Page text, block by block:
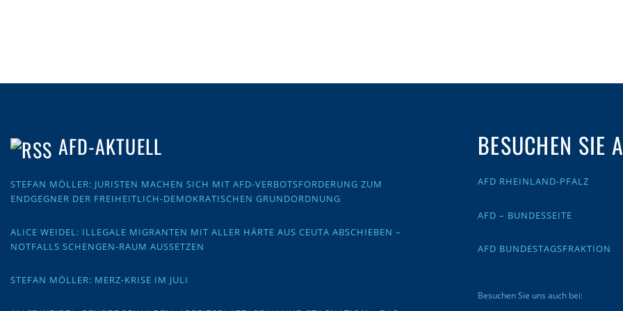
AFD-AKTUELL
STEFAN MÖLLER: JURISTEN MACHEN SICH MIT AFD-VERBOTSFORDERUNG ZUM
ENDGEGNER DER FREIHEITLICH-DEMOKRATISCHEN GRUNDORDNUNG
ALICE WEIDEL: ILLEGALE MIGRANTEN MIT ALLER HÄRTE AUS CEUTA ABSCHIEBEN –
NOTFALLS SCHENGEN-RAUM AUSSETZEN
STEFAN MÖLLER: MERZ-KRISE IM JULI
BESUCHEN SIE
AFD RHEINLAND-PFALZ
AFD – BUNDESSEITE
AFD BUNDESTAGSFRAKTION
Besuchen Sie uns auch bei: